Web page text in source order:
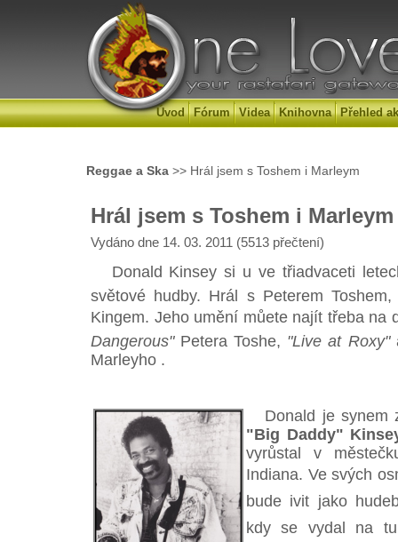
Úvod Fórum Videa Knihovna Přehled
Reggae a Ska >> Hrál jsem s Toshem i Marleym
Hrál jsem s Toshem i Marleym
Vydáno dne 14. 03. 2011 (5513 přečtení)
Donald Kinsey si u ve třiadvaceti
světové hudby. Hrál s Peterem
Kingem. Jeho umění můete najít třeba na
Dangerous"Petera Toshe, "Live at Roxy"
Marleyho .
Donald je synem
"Big Daddy"
vyrůstal v
Indiana. Ve svých
bude ivit jako
kdy se vydal na